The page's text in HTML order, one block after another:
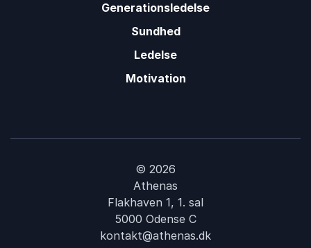
Generationsledelse
Sundhed
Ledelse
Motivation
© 2026
Athenas
Flakhaven 1, 1. sal
5000 Odense C
kontakt@athenas.dk